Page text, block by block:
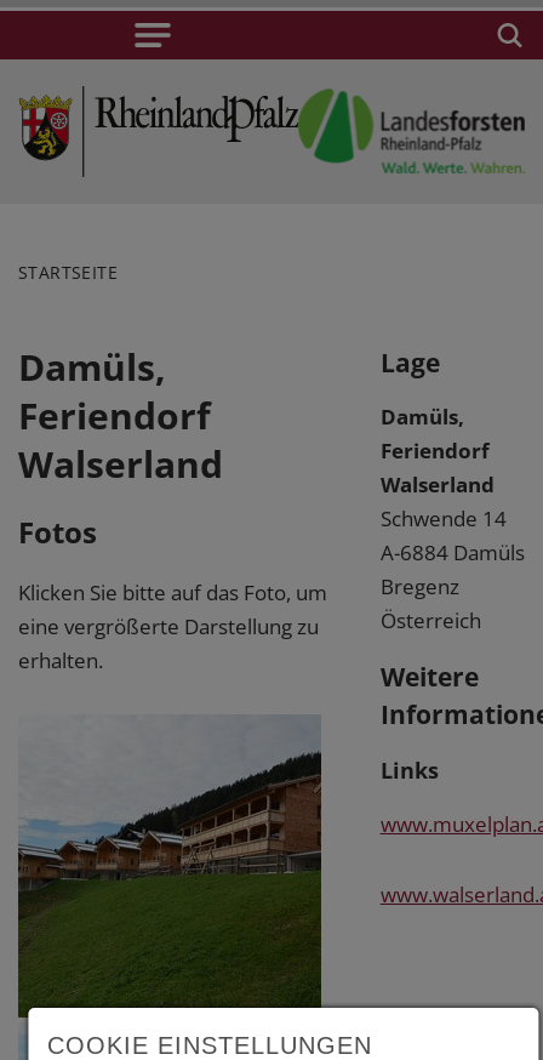
STARTSEITE
Damüls,
Feriendorf
Walserland
Fotos
Klicken Sie bitte auf das Foto, um
eine vergrößerte Darstellung zu
erhalten.
Lage
Damüls,
Feriendorf
Walserland
Schwende 14
A-6884 Damüls
Bregenz
Österreich
Weitere
Links
COOKIE EINSTELLUNGEN